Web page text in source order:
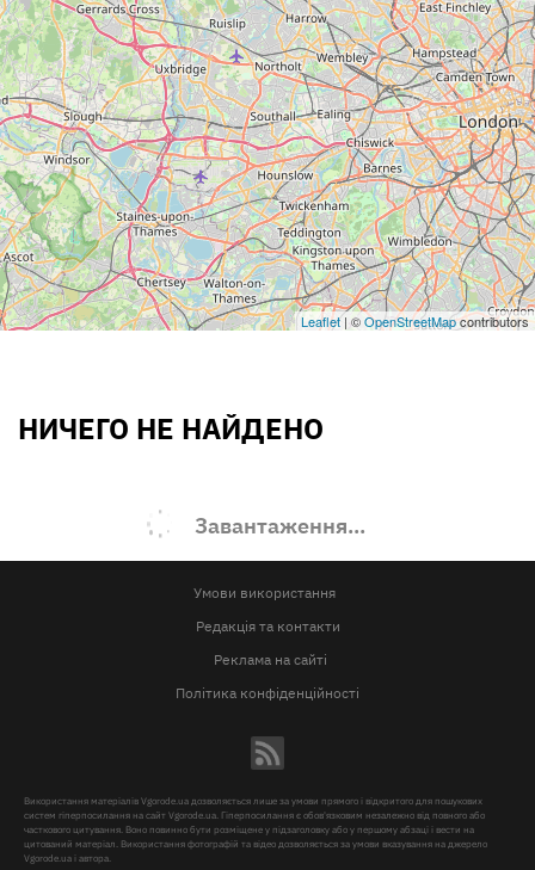
Leaflet| ©OpenStreetMapcontributors
НИЧЕГО НЕ НАЙДЕНО
Завантаження...
Умови використання
Редакція та контакти
Реклама на сайті
Політика конфіденційності
Використання матеріалів Vgorode.ua дозволяється лише за умови прямого і відкритого для пошукових
систем гіперпосилання на сайт Vgorode.ua. Гіперпосилання є обов'язковим незалежно від повного або
часткового цитування. Воно повинно бути розміщене у підзаголовку або у першому абзаці і вести на
цитований матеріал. Використання фотографій та відео дозволяється за умови вказування на джерело
Vgorode.ua і автора.